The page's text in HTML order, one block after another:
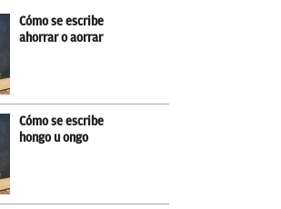
Cómo se escribe
ahorrar o aorrar
Cómo se escribe
hongo u ongo